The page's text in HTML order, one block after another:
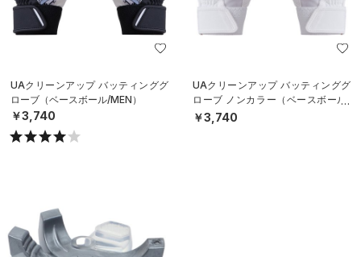
UAクリーンアップ バッティンググ
ローブ（ベースボール/MEN）
￥3,740
UAクリーンアップ バッティンググ
ローブ ノンカラー（ベースボール/
MEN）
￥3,740